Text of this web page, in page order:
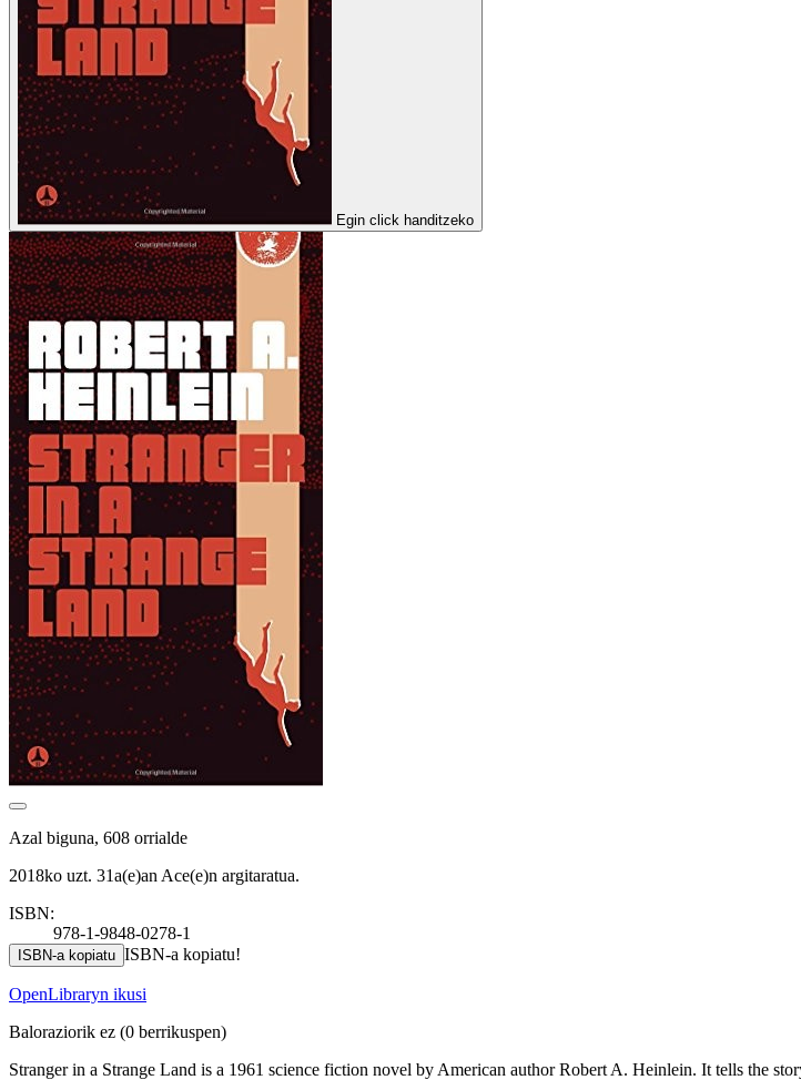
Egin click handitzeko
Azal biguna, 608 orrialde
2018ko uzt. 31a(e)an Ace(e)n argitaratua.
ISBN:
978-1-9848-0278-1
ISBN-a kopiatu ISBN-a kopiatu!
OpenLibraryn ikusi
Baloraziorik ez (0 berrikuspen)
Stranger in a Strange Land is a 1961 science fiction novel by American author Robert A. Heinlein. It tells the